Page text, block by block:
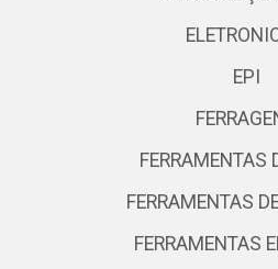
EPI
FERRAMENTAS
FERRAMENTAS
FERRAMENTAS